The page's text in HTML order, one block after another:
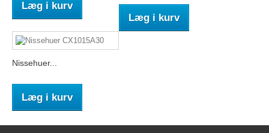
Læg i kurv
Læg i kurv
Nissehuer...
Læg i kurv